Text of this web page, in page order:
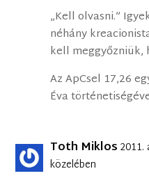
„Kell olvasni.”
néhány
kell meggyőzniük,
Az ApCsel 17,26
Éva
Toth Miklos 2011.
közelében